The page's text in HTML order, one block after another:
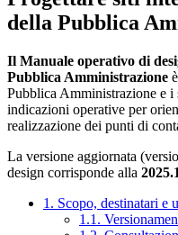
della Pubblica
Il Manuale operativo di
Pubblica Amministrazione
Pubblica Amministrazione e
indicazioni operative per
realizzazione dei punti di
La versione aggiornata
design corrisponde alla 2025.1
1. Scopo, destinatari e
1.1.